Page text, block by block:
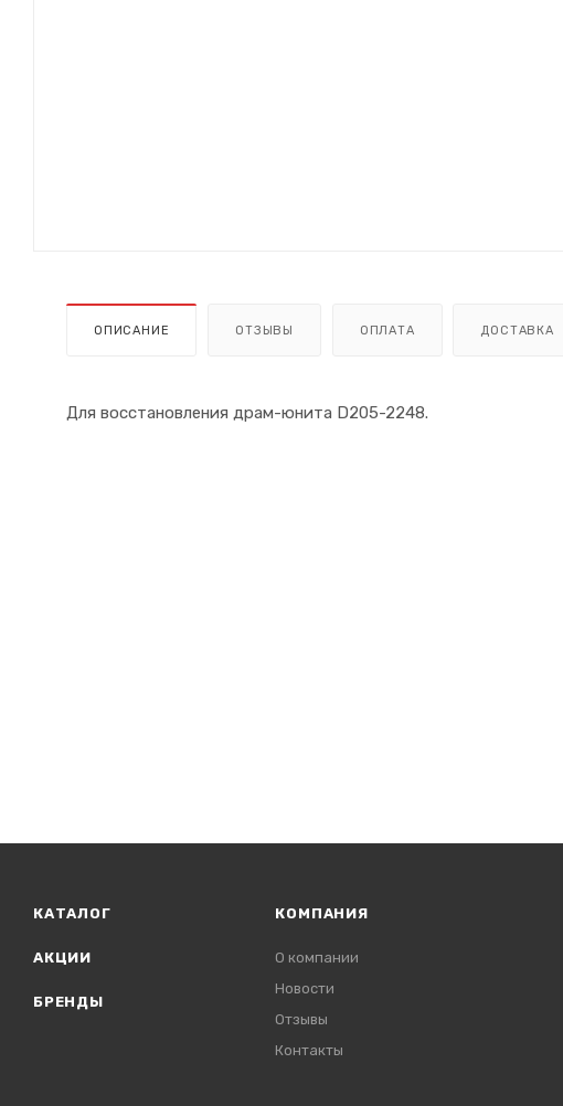
ОПИСАНИЕ ОТЗЫВЫ ОПЛАТА ДОСТАВКА
Для восстановления драм-юнита D205-2248.
КАТАЛОГ
АКЦИИ
БРЕНДЫ
КОМПАНИЯ
О компании
Новости
Отзывы
Контакты